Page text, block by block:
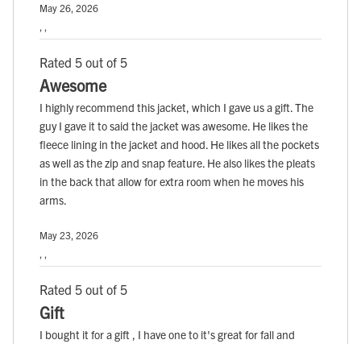
May 26, 2026
Rated 5 out of 5
Awesome
I highly recommend this jacket, which I gave us a gift. The
guy I gave it to said the jacket was awesome. He likes the
fleece lining in the jacket and hood. He likes all the pockets
as well as the zip and snap feature. He also likes the pleats
in the back that allow for extra room when he moves his
arms.
May 23, 2026
Rated 5 out of 5
Gift
I bought it for a gift , I have one to it's great for fall and